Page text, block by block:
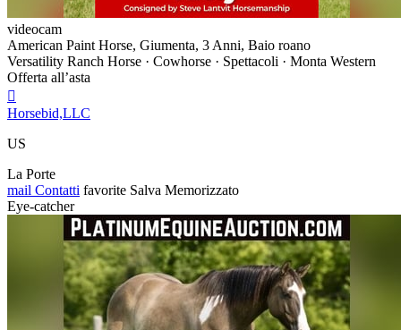
videocam
American Paint Horse, Giumenta, 3 Anni, Baio roano
Versatility Ranch Horse · Cowhorse · Spettacoli · Monta Western
Offerta all’asta

Horsebid,LLC
US
La Porte
mail Contatti favorite Salva Memorizzato
Eye-catcher